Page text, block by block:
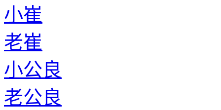
小崔
老崔
小公良
老公良